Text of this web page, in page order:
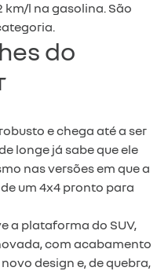
km/l na gasolina. São
do
e chega até a ser
longe já sabe que ele
nas versões em que a
um 4x4 pronto para
a plataforma do SUV,
com acabamento
design e, de quebra,